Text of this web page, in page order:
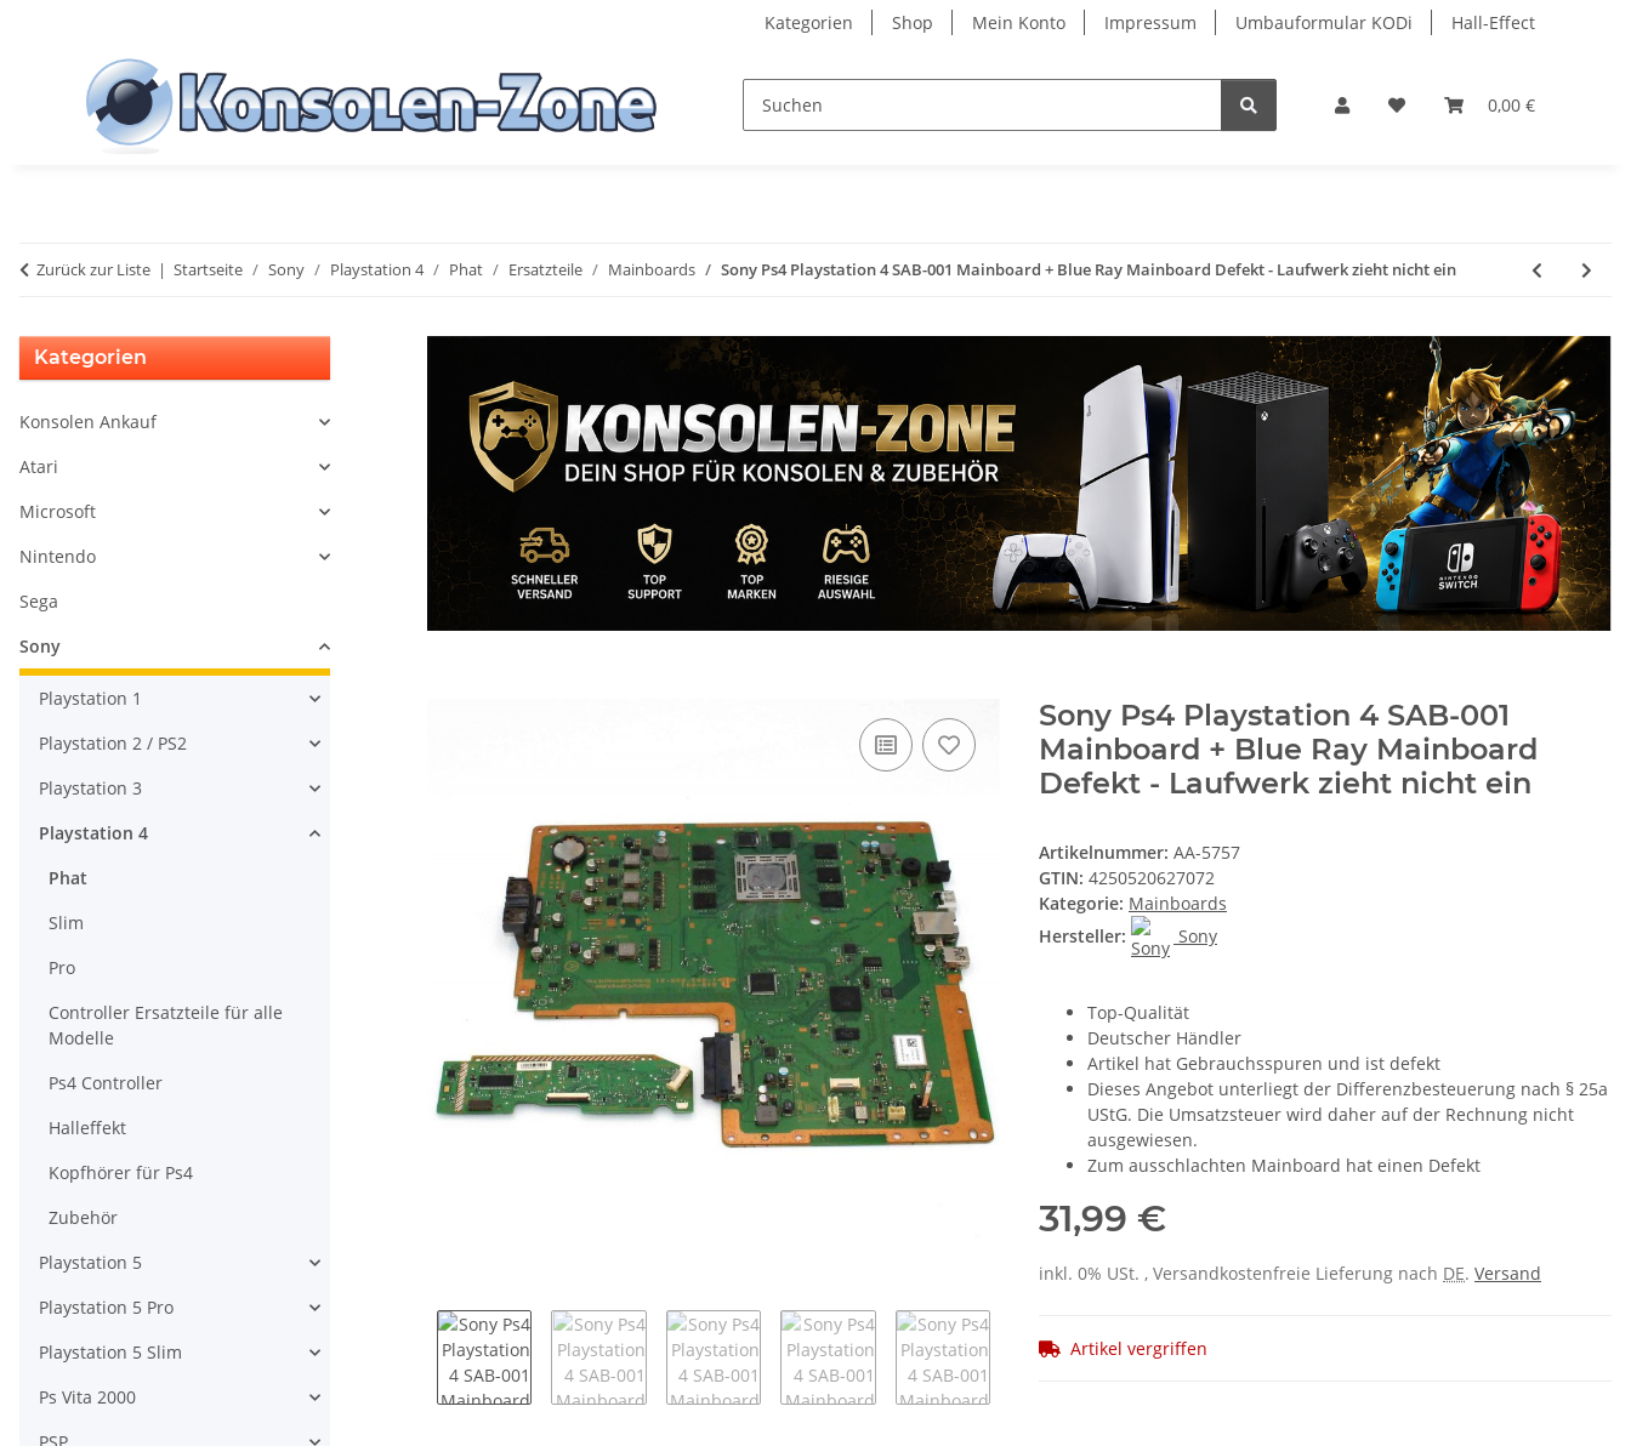
Kategorien Shop Mein Konto Impressum Umbauformular KODi Hall-Effect
0,00 €
Zurück zur Liste Startseite Sony Playstation 4 Phat Ersatzteile Mainboards Sony Ps4 Playstation 4 SAB-001 Mainboard + Blue Ray Mainboard Defekt - Laufwerk zieht nicht ein
Sony Ps4 Playstation 4 SAB-001
Mainboard + Blue Ray Mainboard
Defekt - Laufwerk zieht nicht ein
Artikelnummer: AA-5757
GTIN: 4250520627072
Kategorie: Mainboards
Hersteller:
Sony
Top-Qualität
Deutscher Händler
Artikel hat Gebrauchsspuren und ist defekt
Dieses Angebot unterliegt der Differenzbesteuerung nach § 25a
UStG. Die Umsatzsteuer wird daher auf der Rechnung nicht
ausgewiesen.
Zum ausschlachten Mainboard hat einen Defekt
31,99 €
inkl. 0% USt. , Versandkostenfreie Lieferung nach DE. Versand
Artikel vergriffen
Kategorien
Konsolen Ankauf
Atari
Microsoft
Nintendo
Sega
Sony
Playstation 1
Playstation 2 / PS2
Playstation 3
Playstation 4
Phat
Slim
Pro
Controller Ersatzteile für alle
Modelle
Ps4 Controller
Halleffekt
Kopfhörer für Ps4
Zubehör
Playstation 5
Playstation 5 Pro
Playstation 5 Slim
Ps Vita 2000